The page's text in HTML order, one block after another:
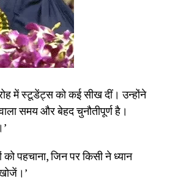
में स्टूडेंट्स को कई सीख दीं। उन्होंने
समय और बेहद चुनौतीपूर्ण है।
पहचाना, जिन पर किसी ने ध्यान